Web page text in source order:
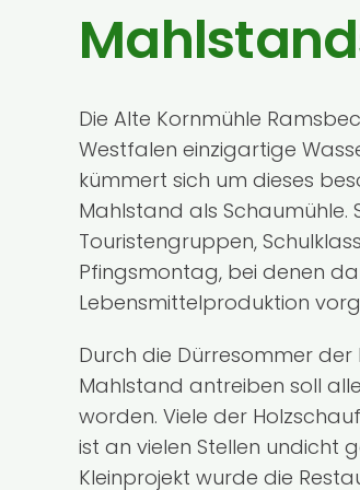
Die Alte Kornmühle
Westfalen einzigartige
kümmert sich um dieses
Mahlstand als
Touristengruppen,
Pfingsmontag, bei denen
Lebensmittelproduktion
Durch die Dürresommer
Mahlstand antreiben soll
worden. Viele der
ist an vielen Stellen undicht
Kleinprojekt wurde die